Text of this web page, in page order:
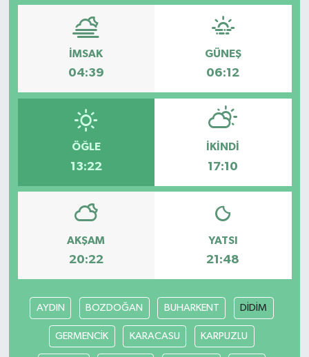
İMSAK
04:39
GÜNEŞ
06:12
ÖĞLE
13:22
İKINDI
17:10
AKŞAM
20:22
YATSI
21:48
AYDIN BOZDOĞAN BUHARKENT DİDİM
GERMENCİK KARACASU KARPUZLU